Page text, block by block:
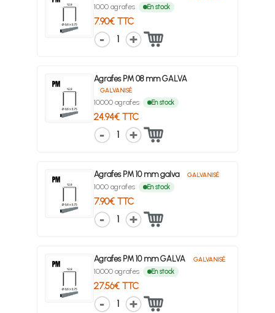
1000 agrafes En stock
7.90€ TTC
1
Agrafes PM 08 mm GALVA
GALVANISÉ
10000 agrafes En stock
24.94€ TTC
1
Agrafes PM 10 mm galva GALVANISÉ
1000 agrafes En stock
7.90€ TTC
1
Agrafes PM 10 mm GALVA GALVANISÉ
10000 agrafes En stock
27.56€ TTC
1